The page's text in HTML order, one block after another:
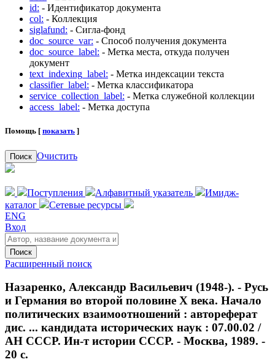
id: - Идентификатор документа
col: - Коллекция
siglafund: - Сигла-фонд
doc_source_var: - Способ получения документа
doc_source_label: - Метка места, откуда получен
документ
text_indexing_label: - Метка индексации текста
classifier_label: - Метка классификатора
service_collection_label: - Метка служебной коллекции
access_label: - Метка доступа
Помощь [ показать ]
Поиск Очистить
Поступления Алфавитный указатель
Имидж-
каталог
Сетевые ресурсы
ENG
Вход
Поиск
Расширенный поиск
Назаренко, Александр Васильевич (1948-). - Русь
и Германия во второй половине Х века. Начало
политических взаимоотношений : автореферат
дис. ... кандидата исторических наук : 07.00.02 /
АН СССР. Ин-т истории СССР. - Москва, 1989. -
20 с.